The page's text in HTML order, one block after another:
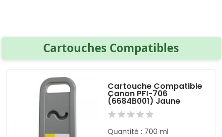
Cartouches Compatibles
Cartouche Compatible
Canon PFI-706
(6684B001) Jaune
Quantité : 700 ml